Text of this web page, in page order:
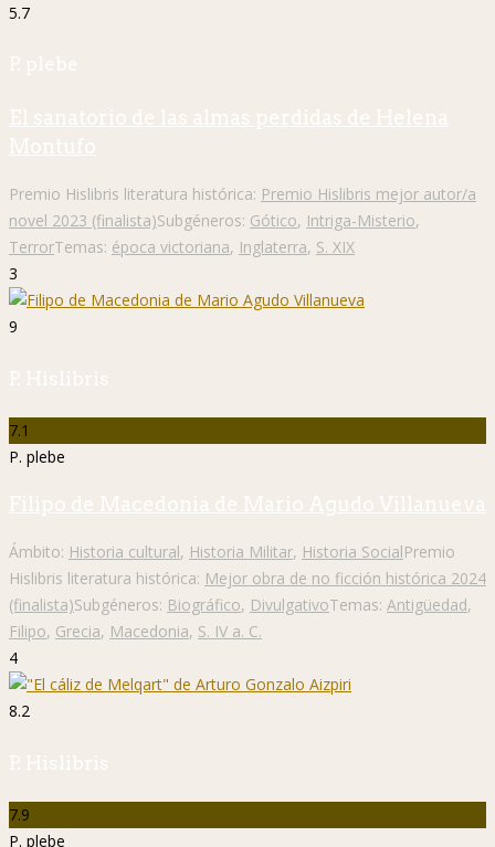
5.7
P. plebe
El sanatorio de las almas perdidas de Helena
Montufo
Premio Hislibris literatura histórica: Premio Hislibris mejor autor/a
novel 2023 (finalista)Subgéneros: Gótico, Intriga-Misterio,
TerrorTemas: época victoriana, Inglaterra, S. XIX
3
9
P. Hislibris
7.1
P. plebe
Filipo de Macedonia de Mario Agudo Villanueva
Ámbito: Historia cultural, Historia Militar, Historia SocialPremio
Hislibris literatura histórica: Mejor obra de no ficción histórica 2024
(finalista)Subgéneros: Biográfico, DivulgativoTemas: Antigüedad,
Filipo, Grecia, Macedonia, S. IV a. C.
4
8.2
P. Hislibris
7.9
P. plebe